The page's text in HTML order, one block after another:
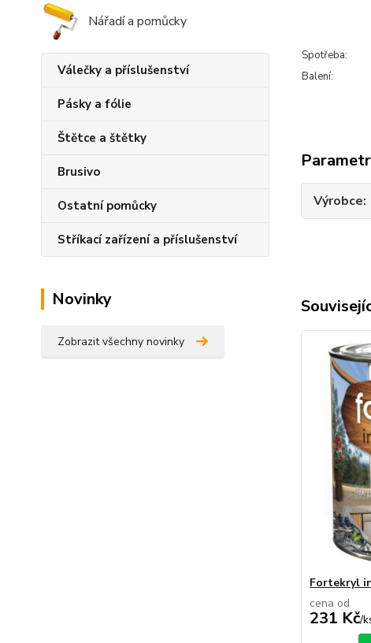
Nářadí a pomůcky
Válečky a příslušenství
Pásky a fólie
Štětce a štětky
Brusivo
Ostatní pomůcky
Stříkací zařízení a příslušenství
Novinky
Zobrazit všechny novinky
Spotřeba:
Balení:
Výrobce
Fortekryl
cena od
231 Kč/